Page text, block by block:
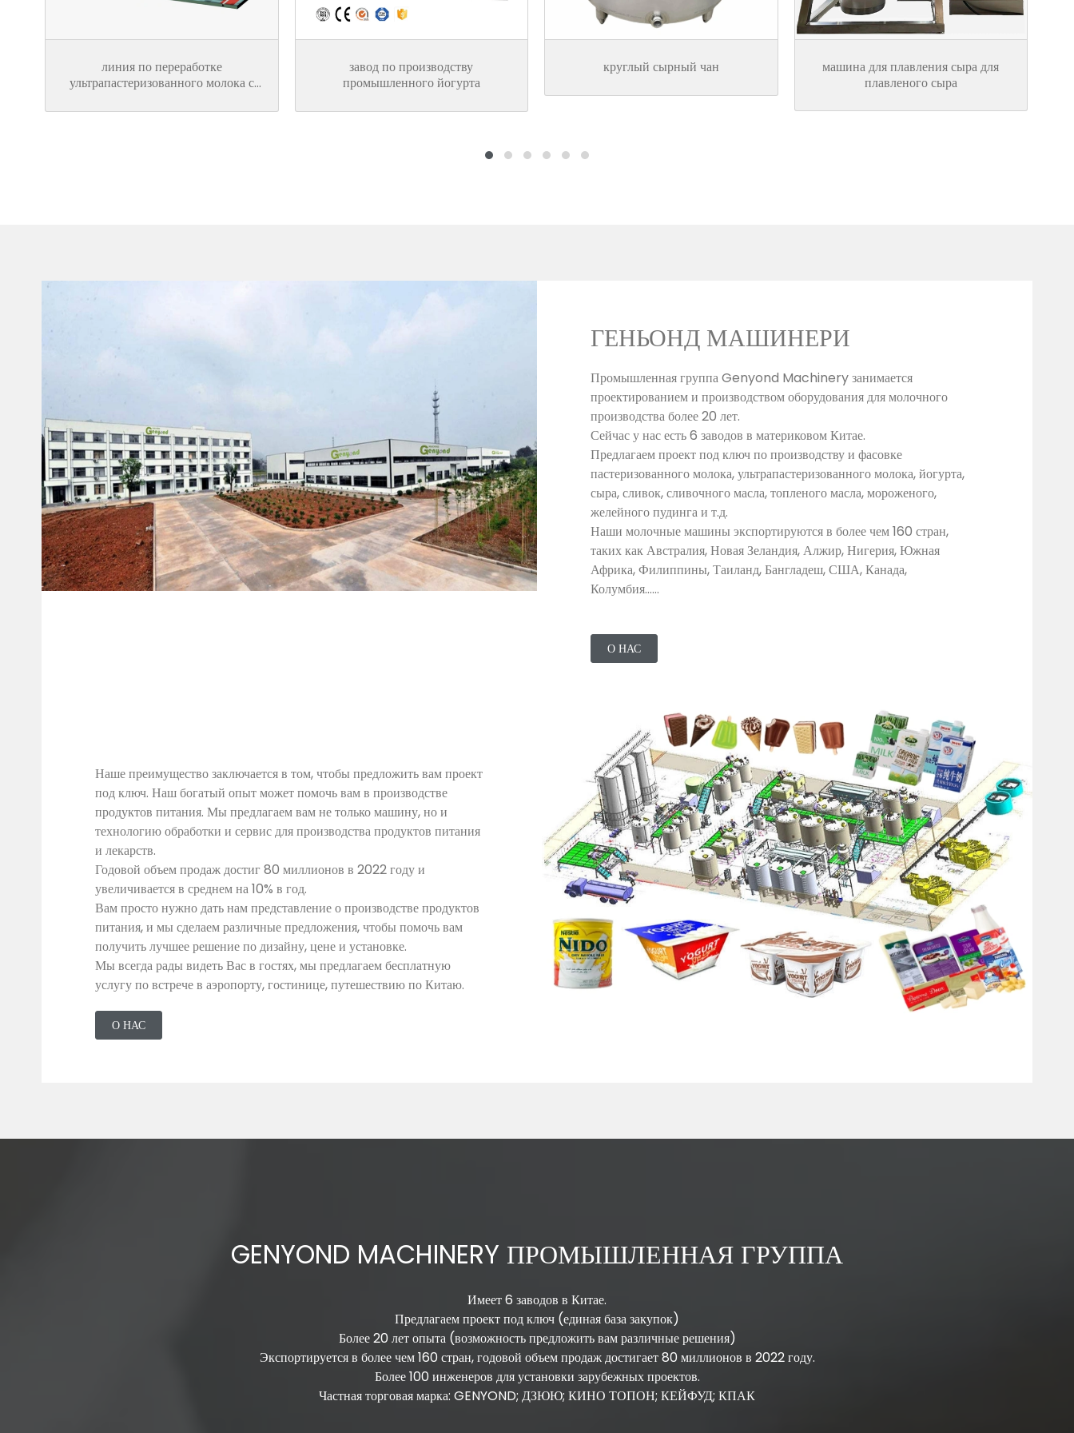
линия по переработке
ультрапастеризованного молока с
завод по производству
промышленного йогурта
круглый сырный чан
машина для плавления сыра для
плавленого сыра
ГЕНЬОНД МАШИНЕРИ
Промышленная группа Genyond Machinery занимается
проектированием и производством оборудования для молочного
производства более 20 лет.
Сейчас у нас есть 6 заводов в материковом Китае.
Предлагаем проект под ключ по производству и фасовке
пастеризованного молока, ультрапастеризованного молока, йогурта,
сыра, сливок, сливочного масла, топленого масла, мороженого,
желейного пудинга и т.д.
Наши молочные машины экспортируются в более чем 160 стран,
таких как Австралия, Новая Зеландия, Алжир, Нигерия, Южная
Африка, Филиппины, Таиланд, Бангладеш, США, Канада,
Колумбия......
О НАС
Наше преимущество заключается в том, чтобы предложить вам проект
под ключ. Наш богатый опыт может помочь вам в производстве
продуктов питания. Мы предлагаем вам не только машину, но и
технологию обработки и сервис для производства продуктов питания
и лекарств.
Годовой объем продаж достиг 80 миллионов в 2022 году и
увеличивается в среднем на 10% в год.
Вам просто нужно дать нам представление о производстве продуктов
питания, и мы сделаем различные предложения, чтобы помочь вам
получить лучшее решение по дизайну, цене и установке.
Мы всегда рады видеть Вас в гостях, мы предлагаем бесплатную
услугу по встрече в аэропорту, гостинице, путешествию по Китаю.
О НАС
GENYOND MACHINERY ПРОМЫШЛЕННАЯ ГРУППА
Имеет 6 заводов в Китае.
Предлагаем проект под ключ (единая база закупок)
Более 20 лет опыта (возможность предложить вам различные решения)
Экспортируется в более чем 160 стран, годовой объем продаж достигает 80 миллионов в 2022 году.
Более 100 инженеров для установки зарубежных проектов.
Частная торговая марка: GENYOND; ДЗЮЮ; КИНО ТОПОН; КЕЙФУД; КПАК